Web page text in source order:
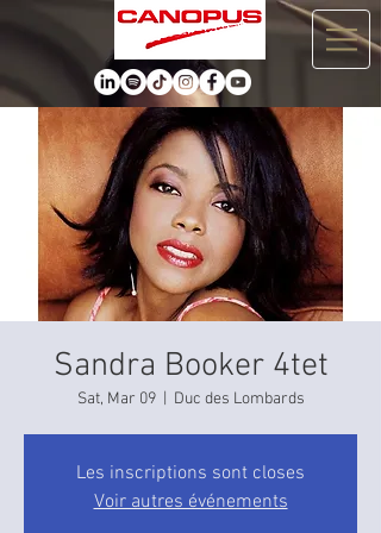
Sandra Booker 4tet
Sat, Mar 09
  |
Duc des Lombards
Les inscriptions sont closes
Voir autres événements